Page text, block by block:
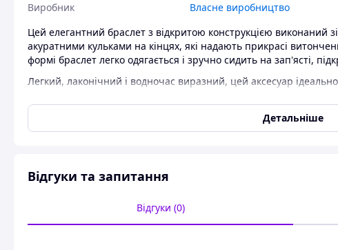
Виробник
Власне виробництво
Цей елегантний браслет з відкритою конструкцією виконаний
акуратними кульками на кінцях, які надають прикрасі
формі браслет легко одягається і зручно сидить на зап'ясті,
Легкий, лаконічний і водночас виразний, цей аксесуар ідеально
повсякденним одягом. Прекрасний вибір для подарунка,
Детальніше
Відгуки та запитання
Відгуки (0)